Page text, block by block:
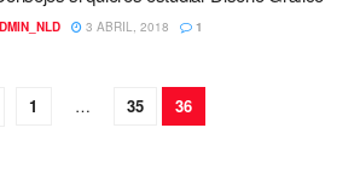
3 ABRIL, 2018 1
1 … 35 36